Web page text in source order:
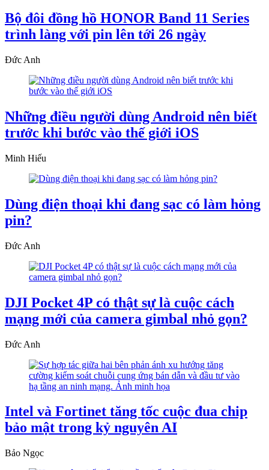
Bộ đôi đồng hồ HONOR Band 11 Series
trình làng với pin lên tới 26 ngày
Đức Anh
Những điều người dùng Android nên biết
trước khi bước vào thế giới iOS
Minh Hiếu
Dùng điện thoại khi đang sạc có làm hỏng
pin?
Đức Anh
DJI Pocket 4P có thật sự là cuộc cách
mạng mới của camera gimbal nhỏ gọn?
Đức Anh
Intel và Fortinet tăng tốc cuộc đua chip
bảo mật trong kỷ nguyên AI
Bảo Ngọc